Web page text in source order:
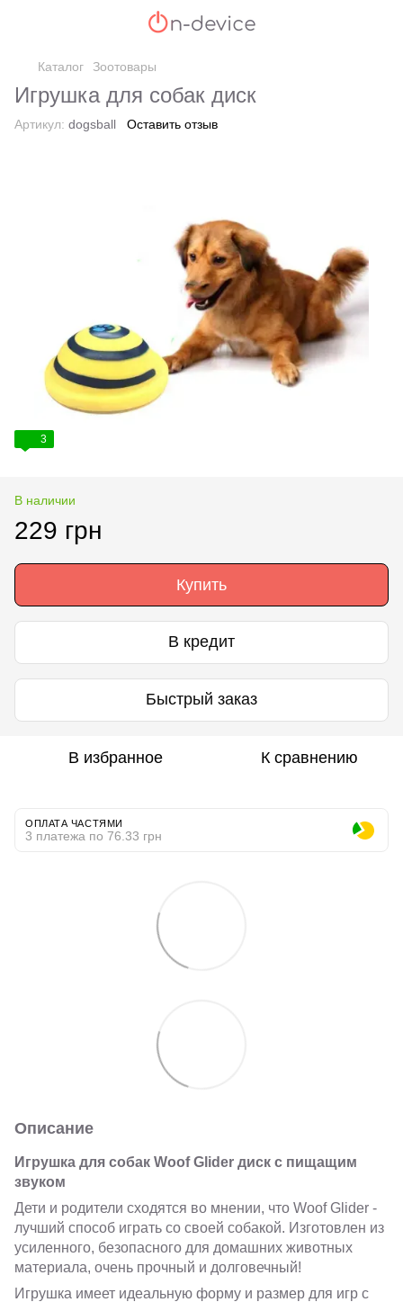
Каталог Зоотовары
Игрушка для собак диск
Артикул: dogsball Оставить отзыв
3
В наличии
229 грн
Купить
В кредит
Быстрый заказ
В избранное К сравнению
ОПЛАТА ЧАСТЯМИ
3 платежа по 76.33 грн
Описание
Игрушка для собак Woof Glider диск с пищащим
звуком
Дети и родители сходятся во мнении, что Woof Glider -
лучший способ играть со своей собакой. Изготовлен из
усиленного, безопасного для домашних животных
материала, очень прочный и долговечный!
Игрушка имеет идеальную форму и размер для игр с